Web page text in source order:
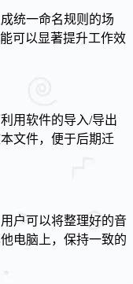
统一命名规则的场
可以显著提升工作效
用软件的导入/导出
文件，便于后期迁
户可以将整理好的音
电脑上，保持一致的